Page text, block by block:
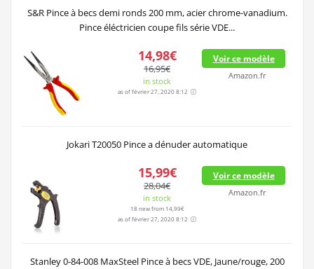
S&R Pince à becs demi ronds 200 mm, acier chrome-vanadium.
Pince éléctricien coupe fils série VDE...
14,98€
16,95€
in stock
as of février 27, 2020 8:12
Voir ce modèle
Amazon.fr
Jokari T20050 Pince a dénuder automatique
15,99€
28,04€
in stock
18 new from 14,99€
as of février 27, 2020 8:12
Voir ce modèle
Amazon.fr
Stanley 0-84-008 MaxSteel Pince à becs VDE, Jaune/rouge, 200